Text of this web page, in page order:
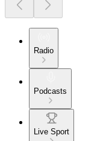
Radio
Podcasts
Live Sport